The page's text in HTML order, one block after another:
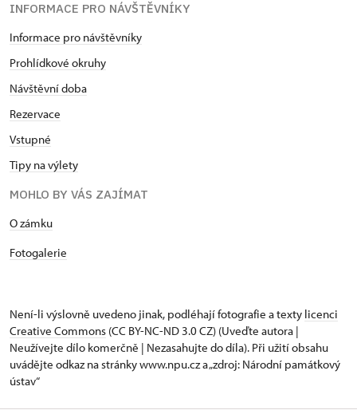
INFORMACE PRO NÁVŠTĚVNÍKY
Informace pro návštěvníky
Prohlídkové okruhy
Návštěvní doba
Rezervace
Vstupné
Tipy na výlety
MOHLO BY VÁS ZAJÍMAT
​​​​​​O zámku
Fotogalerie
Není-li výslovně uvedeno jinak, podléhají fotografie a texty licenci
Creative Commons (CC BY-NC-ND 3.0 CZ) (Uveďte autora |
Neužívejte dílo komerčně | Nezasahujte do díla). Při užití obsahu
uvádějte odkaz na stránky www.npu.cz a „zdroj: Národní památkový
ústav“